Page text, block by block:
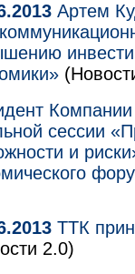
Артем
сессии
и
ТТК
2.0)